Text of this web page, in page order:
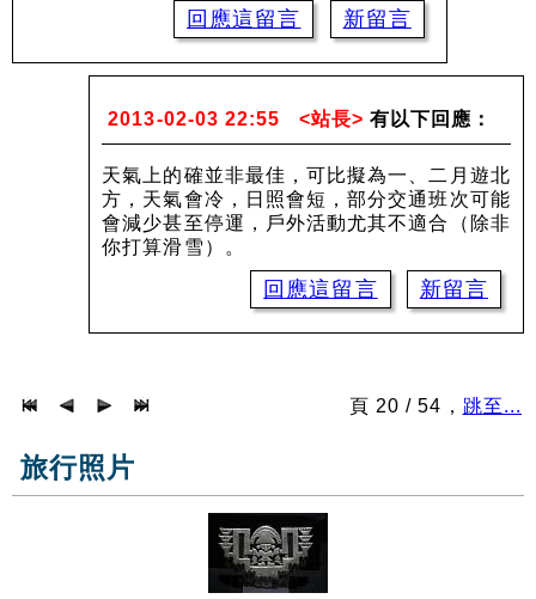
回應這留言 新留言
2013-02-03 22:55 <站長> 有以下回應：
天氣上的確並非最佳，可比擬為一、二月遊北
方，天氣會冷，日照會短，部分交通班次可能
會減少甚至停運，戶外活動尤其不適合（除非
你打算滑雪）。
回應這留言 新留言
頁 20 / 54， 跳至...
旅行照片